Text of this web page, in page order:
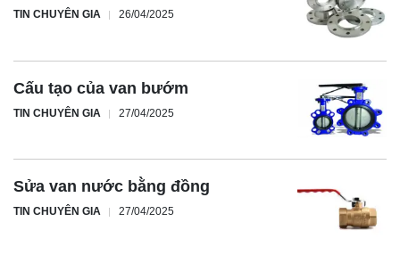
TIN CHUYÊN GIA 26/04/2025
Cấu tạo của van bướm
TIN CHUYÊN GIA 27/04/2025
Sửa van nước bằng đồng
TIN CHUYÊN GIA 27/04/2025